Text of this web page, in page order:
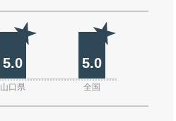
5.0 5.0
山口県 全国